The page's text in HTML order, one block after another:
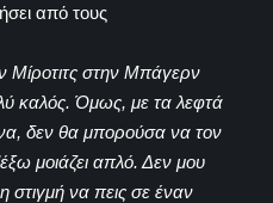
από τους
στην Μπάγερν
καλός. Όμως, με τα λεφτά
δεν θα μπορούσα να τον
μοιάζει απλό. Δεν μου
στιγμή να πεις σε έναν